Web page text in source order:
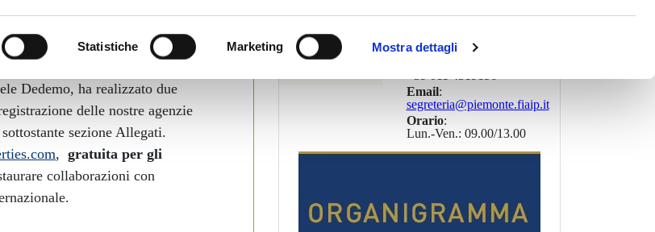
Statistiche Marketing Mostra dettagli
Dedemo, ha realizzato due
delle nostre agenzie
sezione Allegati.
, gratuita per gli
collaborazioni con
10122, TORINO (Torino)
+39 011 4364560
Email:
segreteria@piemonte.fiaip.it
Orario:
Lun.-Ven.: 09.00/13.00